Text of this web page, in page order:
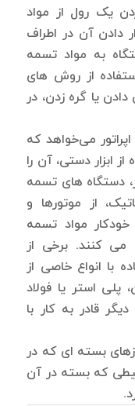
یک رول از مواد
دادن آن در اطراف
به مواد تسمه
از روش های
یا گره زدن، در
می‌خواهد که
ابزار دستی، آن را
دستگاه های تسمه
از موتورها و
مواد تسمه
کنند. برخی از
با انواع خاصی از
استر یا فولاد
قادر به کار با
بسته ای که در
که بسته در آن